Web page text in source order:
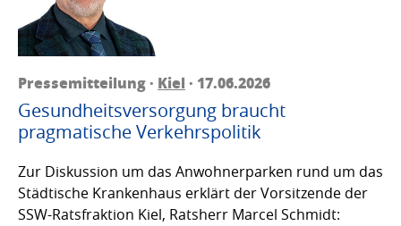
Pressemitteilung · Kiel · 17.06.2026
Gesundheitsversorgung braucht
pragmatische Verkehrspolitik
Zur Diskussion um das Anwohnerparken rund um das
Städtische Krankenhaus erklärt der Vorsitzende der
SSW-Ratsfraktion Kiel, Ratsherr Marcel Schmidt: